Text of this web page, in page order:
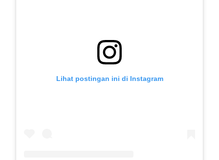
Lihat postingan ini di Instagram